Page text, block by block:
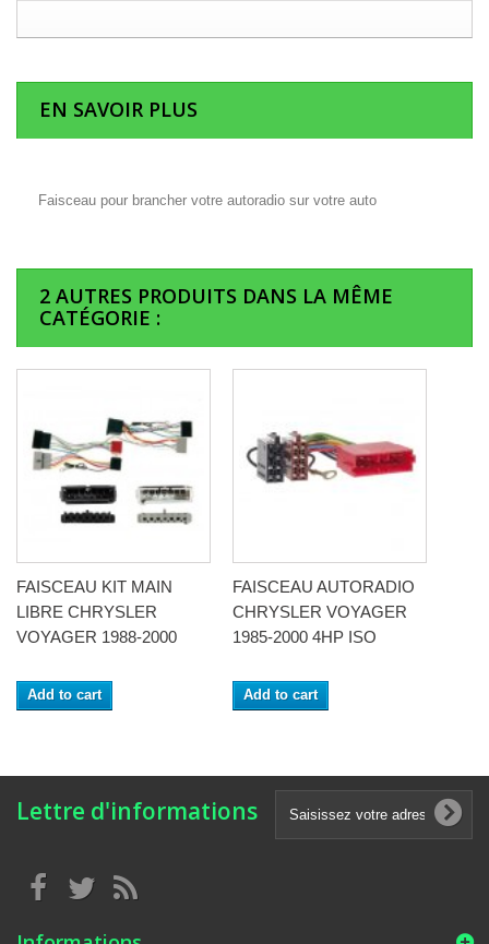
EN SAVOIR PLUS
Faisceau pour brancher votre autoradio sur votre auto
2 AUTRES PRODUITS DANS LA MÊME
CATÉGORIE :
FAISCEAU KIT MAIN
LIBRE CHRYSLER
VOYAGER 1988-2000
Add to cart
FAISCEAU AUTORADIO
CHRYSLER VOYAGER
1985-2000 4HP ISO
Add to cart
Lettre d'informations